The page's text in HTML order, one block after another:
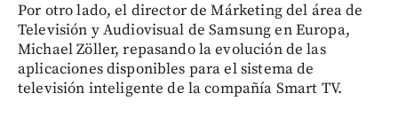
Por otro lado, el director de Márketing del área de
Televisión y Audiovisual de Samsung en Europa,
Michael Zöller, repasando la evolución de las
aplicaciones disponibles para el sistema de
televisión inteligente de la compañía Smart TV.